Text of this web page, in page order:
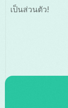
เป็นส่วนตัว!